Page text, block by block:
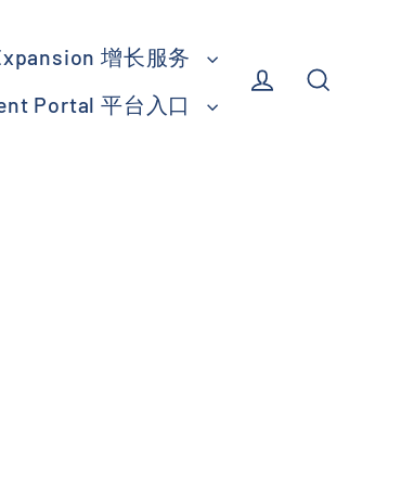
增长服务
Portal 平台入口